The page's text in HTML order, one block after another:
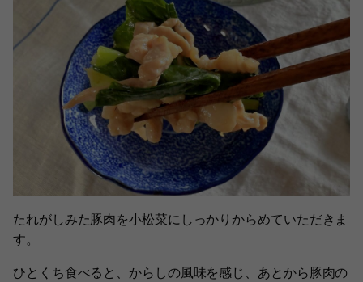
たれがしみた豚肉を小松菜にしっかりからめていただきま
す。
ひとくち食べると、からしの風味を感じ、あとから豚肉の